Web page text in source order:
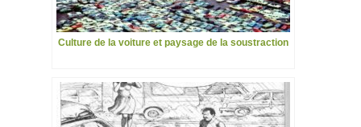
Culture de la voiture et paysage de la soustraction